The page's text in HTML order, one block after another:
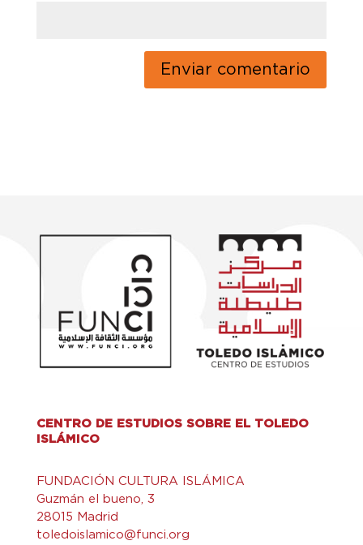
CENTRO DE ESTUDIOS SOBRE EL TOLEDO
ISLÁMICO
FUNDACIÓN CULTURA ISLÁMICA
Guzmán el bueno, 3
28015 Madrid
toledoislamico@funci.org